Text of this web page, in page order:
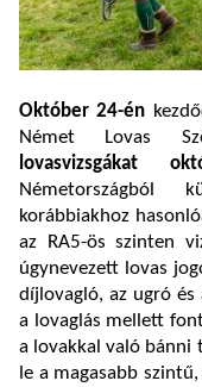
Október 24-én
Német Lovas
lovasvizsgákat
Németországból
korábbiakhoz
az RA5-ös szinten
úgynevezett lovas
díjlovagló, az ugró és
a lovaglás mellett
a lovakkal való bánni
le a magasabb